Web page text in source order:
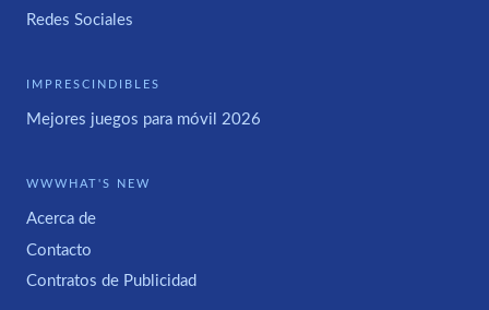
Redes Sociales
IMPRESCINDIBLES
Mejores juegos para móvil 2026
WWWHAT'S NEW
Acerca de
Contacto
Contratos de Publicidad